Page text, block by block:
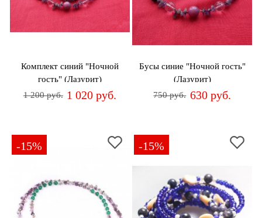
Костюмы
Топы
Туники
Заколки
украшения
Новинки
Распродажа
Комплект синий "Ночной
гость" (Лазурит)
1 200 руб. 1 020 руб.
Бусы синие "Ночной гость"
(Лазурит)
750 руб. 630 руб.
-15% -15%